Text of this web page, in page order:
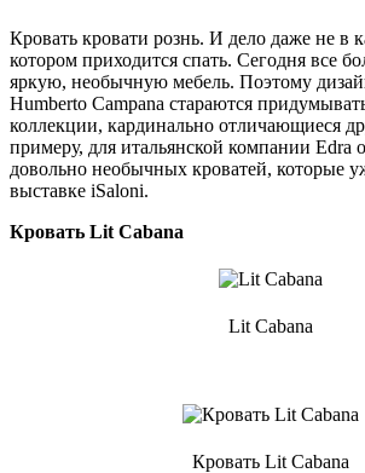
Кровать кровати рознь. И дело даже не в
котором приходится спать. Сегодня все
яркую, необычную мебель. Поэтому
Humberto Campana стараются
коллекции, кардинально отличающиеся
примеру, для итальянской компании Edra
довольно необычных кроватей, которые
выставке iSaloni.
Кровать Lit Cabana
Lit Cabana
Кровать Lit Cabana